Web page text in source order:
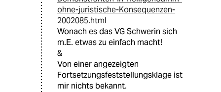
ohne-juristische-Konsequenzen-
2002085.html
Wonach es das VG Schwerin sich
m.E. etwas zu einfach macht!
&
Von einer angezeigten
Fortsetzungsfeststellungsklage ist
mir nichts bekannt.